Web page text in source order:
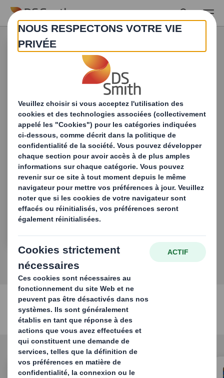
Skip to main content
Produits & Services
Solutions Packaging